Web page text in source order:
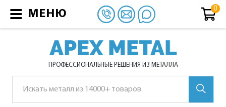
APEX METAL
ПРОФЕССИОНАЛЬНЫЕ РЕШЕНИЯ ИЗ МЕТАЛЛА
МЕНЮ